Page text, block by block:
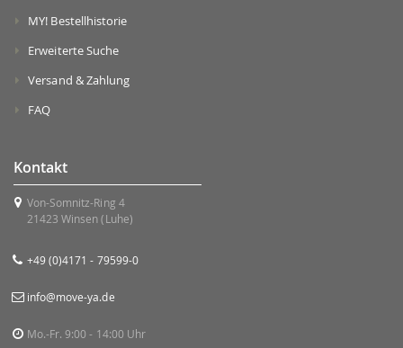
MY! Bestellhistorie
Erweiterte Suche
Versand & Zahlung
FAQ
Kontakt
Von-Somnitz-Ring 4
21423 Winsen (Luhe)
+49 (0)4171 - 79599-0
info@move-ya.de
Mo.-Fr. 9:00 - 14:00 Uhr